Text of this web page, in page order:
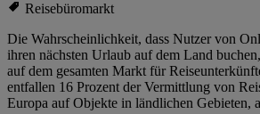
Reisebüromarkt
Die Wahrscheinlichkeit, dass Nutzer von
ihren nächsten Urlaub auf dem Land
auf dem gesamten Markt für
entfallen 16 Prozent der Vermittlung von
Europa auf Objekte in ländlichen Gebieten,